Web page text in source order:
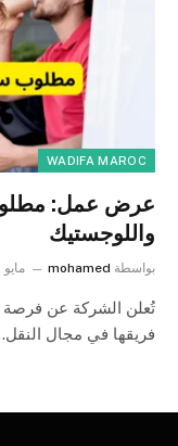
WADIFA MAROC
عرض عمل:
واللوجستيك
بواسطة mohamed مايو 3, 2026
تُعلن الشركة عن
فريقها في مجال